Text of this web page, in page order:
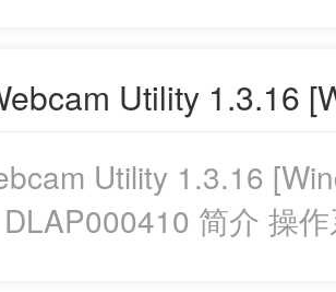
用USB线将佳能相机
Utility是一款软件程序
相机解锁类似
Utility 1.3.16
Utility 1.3.16
简介 操